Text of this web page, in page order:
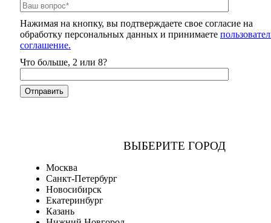
Нажимая на кнопку, вы подтверждаете свое согласие на
обработку персональных данных и принимаете
соглашение.
Что больше, 2 или 8?
ВЫБЕРИТЕ ГОРОД
Москва
Санкт-Петербург
Новосибирск
Екатеринбург
Казань